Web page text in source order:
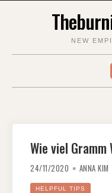
NEW
Wie viel
24/11/2020 ANNA KIM
HELPFUL TIPS